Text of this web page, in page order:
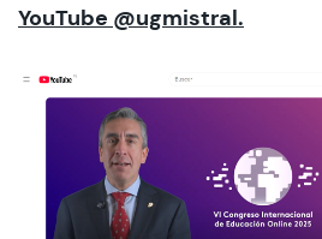
YouTube @ugmistral.